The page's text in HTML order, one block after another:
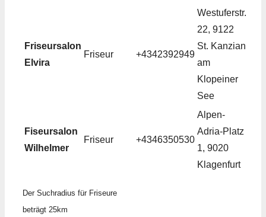
Friseursalon
Elvira
Friseur +4342392949
Westuferstr.
22, 9122
St. Kanzian
am
Klopeiner
See
Fiseursalon
Wilhelmer
Friseur +4346350530
Alpen-
Adria-Platz
1, 9020
Klagenfurt
Der Suchradius für Friseure
beträgt 25km